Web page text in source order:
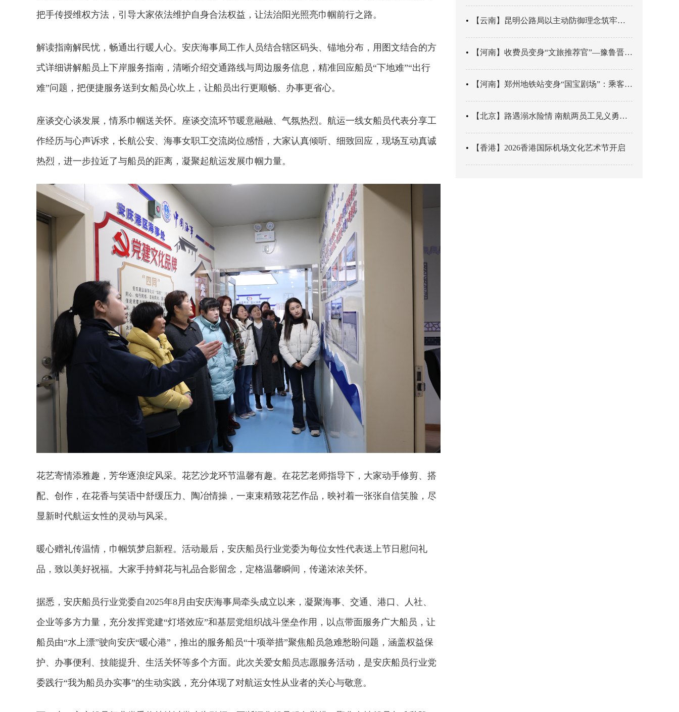
把手传授维权方法，引导大家依法维护自身合法权益，让法治阳光照亮巾帼前行之路。
解读指南解民忧，畅通出行暖人心。安庆海事局工作人员结合辖区码头、锚地分布，用图文结合的方
式详细讲解船员上下岸服务指南，清晰介绍交通路线与周边服务信息，精准回应船员“下地难”“出行
难”问题，把便捷服务送到女船员心坎上，让船员出行更顺畅、办事更省心。
座谈交心谈发展，情系巾帼送关怀。座谈交流环节暖意融融、气氛热烈。航运一线女船员代表分享工
作经历与心声诉求，长航公安、海事女职工交流岗位感悟，大家认真倾听、细致回应，现场互动真诚
热烈，进一步拉近了与船员的距离，凝聚起航运发展巾帼力量。
花艺寄情添雅趣，芳华逐浪绽风采。花艺沙龙环节温馨有趣。在花艺老师指导下，大家动手修剪、搭
配、创作，在花香与笑语中舒缓压力、陶冶情操，一束束精致花艺作品，映衬着一张张自信笑脸，尽
显新时代航运女性的灵动与风采。
暖心赠礼传温情，巾帼筑梦启新程。活动最后，安庆船员行业党委为每位女性代表送上节日慰问礼
品，致以美好祝福。大家手持鲜花与礼品合影留念，定格温馨瞬间，传递浓浓关怀。
据悉，安庆船员行业党委自2025年8月由安庆海事局牵头成立以来，凝聚海事、交通、港口、人社、
企业等多方力量，充分发挥党建“灯塔效应”和基层党组织战斗堡垒作用，以点带面服务广大船员，让
船员由“水上漂”驶向安庆“暖心港”，推出的服务船员“十项举措”聚焦船员急难愁盼问题，涵盖权益保
护、办事便利、技能提升、生活关怀等多个方面。此次关爱女船员志愿服务活动，是安庆船员行业党
委践行“我为船员办实事”的生动实践，充分体现了对航运女性从业者的关心与敬意。
【云南】昆明公路局以主动防御理念筑牢汛期安全防线
【河南】收费员变身“文旅推荐官”—豫鲁晋四地市交旅融合让游客一下高速就“入戏”
【河南】郑州地铁站变身“国宝剧场”：乘客刚出车厢，就“入戏”千年
【北京】路遇溺水险情 南航两员工见义勇为科学施救
【香港】2026香港国际机场文化艺术节开启